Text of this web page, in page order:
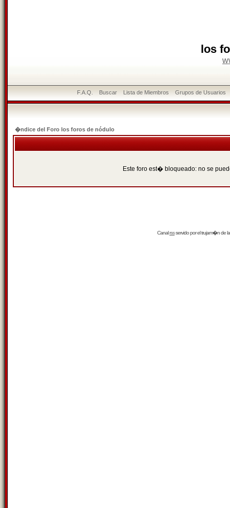
los
F.A.Q. Buscar Lista de Miembros Grupos de Usuarios
�ndice del Foro los foros de nódulo
Este foro est� bloqueado: no se
Canalrssservido por eltrujam�nde